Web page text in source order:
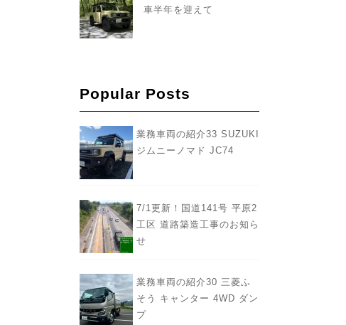
車半年を迎えて
Popular Posts
業務車両の紹介33 SUZUKI
ジムニーノマド JC74
7/1更新！国道141号 平原2
工区 道路築造工事のお知ら
せ
業務車両の紹介30 三菱ふ
そう キャンター 4WD ダン
プ